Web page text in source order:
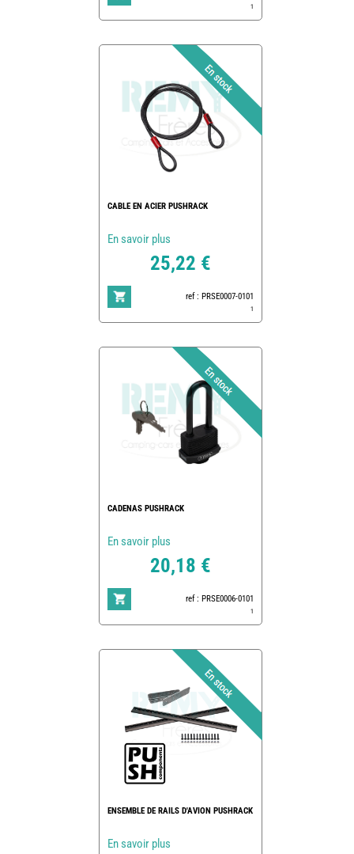
1
CABLE EN ACIER PUSHRACK
En savoir plus
25,22 €
ref : PRSE0007-0101
1
CADENAS PUSHRACK
En savoir plus
20,18 €
ref : PRSE0006-0101
1
ENSEMBLE DE RAILS D'AVION PUSHRACK
En savoir plus